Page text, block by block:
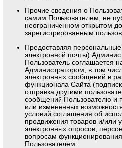
Прочие сведения о
самим Пользователем, не
неограниченном открытом
зарегистрированным
Предоставляя
электронной почты)
Пользователь соглашается
Администратором, в том
электронных сообщений в
функционала Сайта
отправка другими
сообщений Пользователю и
или изменённых
условий соглашения об
продвижения товаров и/или
электронных опросов,
вопросам
Пользователем.